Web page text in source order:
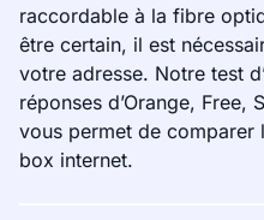
raccordable à la fibre
être certain, il est
votre adresse. Notre test
réponses d’Orange, Free,
vous permet de comparer
box internet.